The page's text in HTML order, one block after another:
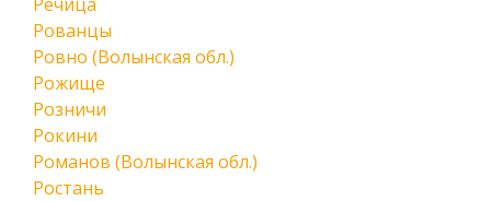
Рованцы
Ровно (Волынская обл.)
Рожище
Розничи
Рокини
Романов (Волынская обл.)
Ростань